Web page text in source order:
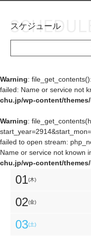
アイ★チュウとは
ユニット&キャラク
ミュージック
グッズ・本
お知らせ
アイ★チュウとは
イベント・キャン
ミュージック
スケジュール
Warning:
failed: Name or service not
chu.jp/wp-content/
Warning:
failed to open stream:
Name or service not known
chu.jp/wp-content/
01(木)
02(金)
03(土)